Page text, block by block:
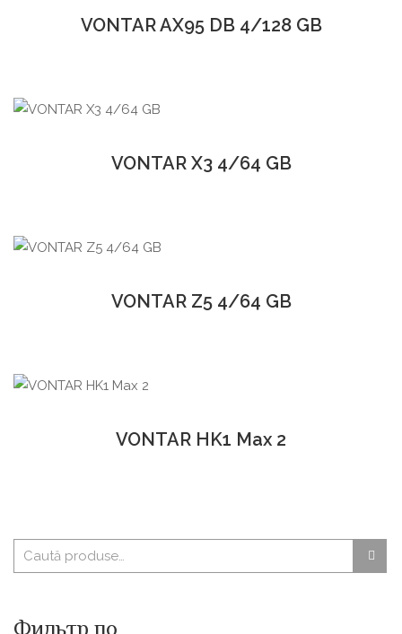
VONTAR AX95 DB 4/128 GB
VONTAR X3 4/64 GB
VONTAR Z5 4/64 GB
VONTAR HK1 Max 2